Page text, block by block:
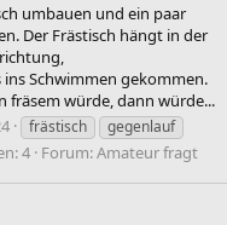
umbauen und ein paar
Der Frästisch hängt in der
Schwimmen gekommen.
fräsem würde, dann würde...
frästisch
gegenlauf
4 Forum:Amateur fragt